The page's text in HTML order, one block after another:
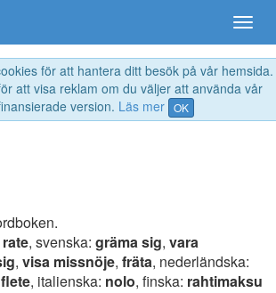
för att hantera ditt besök på vår hemsida.
att visa reklam om du väljer att använda vår
version. Läs mer OK
, svenska: gräma sig, vara
, visa missnöje, fräta, nederländska:
flete, italienska: nolo, finska: rahtimaksu